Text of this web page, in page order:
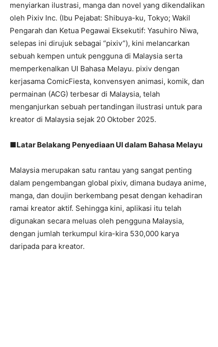
menyiarkan ilustrasi, manga dan novel yang dikendalikan
oleh Pixiv Inc. (Ibu Pejabat: Shibuya-ku, Tokyo; Wakil
Pengarah dan Ketua Pegawai Eksekutif: Yasuhiro Niwa,
selepas ini dirujuk sebagai “pixiv”), kini melancarkan
sebuah kempen untuk pengguna di Malaysia serta
memperkenalkan UI Bahasa Melayu. pixiv dengan
kerjasama ComicFiesta, konvensyen animasi, komik, dan
permainan (ACG) terbesar di Malaysia, telah
menganjurkan sebuah pertandingan ilustrasi untuk para
kreator di Malaysia sejak 20 Oktober 2025.
■Latar Belakang Penyediaan UI dalam Bahasa Melayu
Malaysia merupakan satu rantau yang sangat penting
dalam pengembangan global pixiv, dimana budaya anime,
manga, dan doujin berkembang pesat dengan kehadiran
ramai kreator aktif. Sehingga kini, aplikasi itu telah
digunakan secara meluas oleh pengguna Malaysia,
dengan jumlah terkumpul kira-kira 530,000 karya
daripada para kreator.